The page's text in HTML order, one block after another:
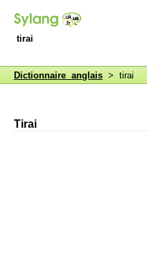
tirai
Dictionnaire anglais > tirai
Tirai